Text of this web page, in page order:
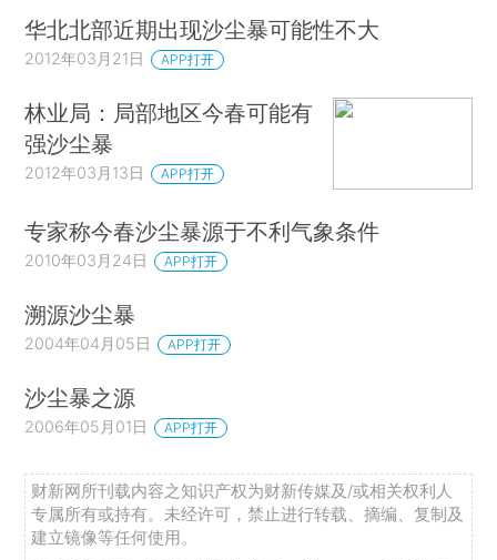
华北北部近期出现沙尘暴可能性不大
2012年03月21日 APP打开
林业局：局部地区今春可能有
强沙尘暴
2012年03月13日 APP打开
专家称今春沙尘暴源于不利气象条件
2010年03月24日 APP打开
溯源沙尘暴
2004年04月05日 APP打开
沙尘暴之源
2006年05月01日 APP打开
财新网所刊载内容之知识产权为财新传媒及/或相关权利人
专属所有或持有。未经许可，禁止进行转载、摘编、复制及
建立镜像等任何使用。